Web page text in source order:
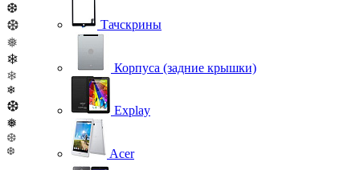
❆
❆
❅
❄
❄
❄
❆
❅
❆
❆
Тачскрины
Корпуса (задние крышки)
Explay
Acer